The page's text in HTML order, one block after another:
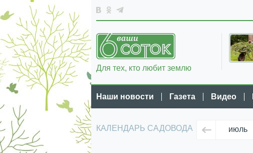
Для тех, кто любит землю
Наши новости Газета Видео
КАЛЕНДАРЬ САДОВОДА июль